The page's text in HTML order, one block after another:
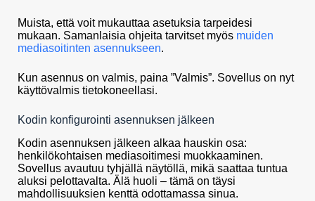
Muista, että voit mukauttaa asetuksia tarpeidesi
mukaan. Samanlaisia ohjeita tarvitset myös muiden
mediasoitinten asennukseen.
Kun asennus on valmis, paina ”Valmis”. Sovellus on nyt
käyttövalmis tietokoneellasi.
Kodin konfigurointi asennuksen jälkeen
Kodin asennuksen jälkeen alkaa hauskin osa:
henkilökohtaisen mediasoitimesi muokkaaminen.
Sovellus avautuu tyhjällä näytöllä, mikä saattaa tuntua
aluksi pelottavalta. Älä huoli – tämä on täysi
mahdollisuuksien kenttä odottamassa sinua.